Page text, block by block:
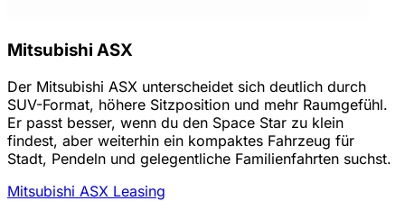
Mitsubishi ASX
Der Mitsubishi ASX unterscheidet sich deutlich durch
SUV-Format, höhere Sitzposition und mehr Raumgefühl.
Er passt besser, wenn du den Space Star zu klein
findest, aber weiterhin ein kompaktes Fahrzeug für
Stadt, Pendeln und gelegentliche Familienfahrten suchst.
Mitsubishi ASX Leasing